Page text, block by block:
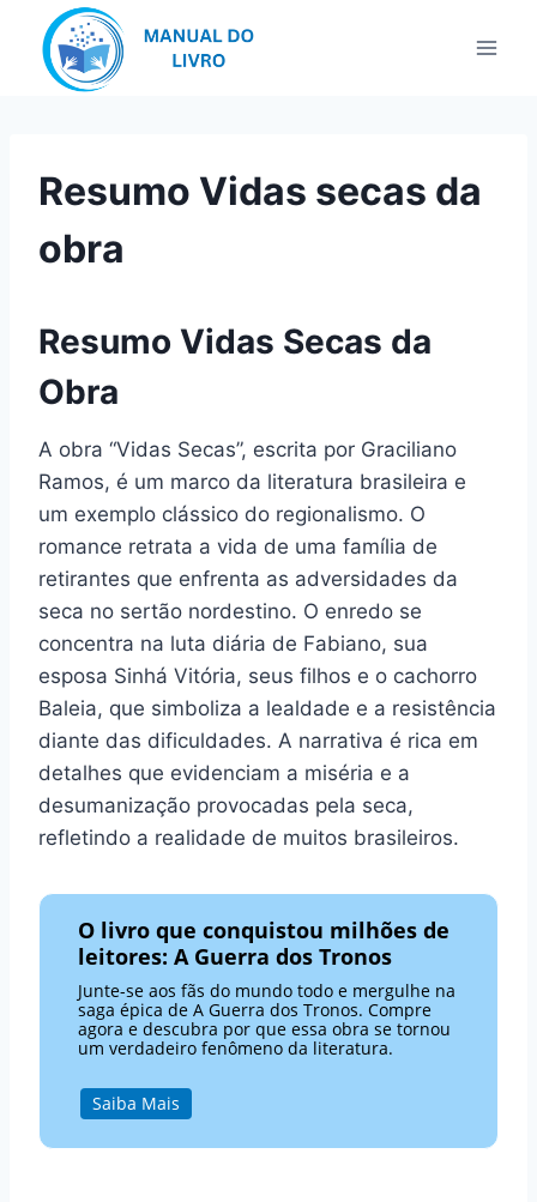
Resumo Vidas secas da
obra
Resumo Vidas Secas da
Obra
A obra “Vidas Secas”, escrita por Graciliano
Ramos, é um marco da literatura brasileira e
um exemplo clássico do regionalismo. O
romance retrata a vida de uma família de
retirantes que enfrenta as adversidades da
seca no sertão nordestino. O enredo se
concentra na luta diária de Fabiano, sua
esposa Sinhá Vitória, seus filhos e o cachorro
Baleia, que simboliza a lealdade e a resistência
diante das dificuldades. A narrativa é rica em
detalhes que evidenciam a miséria e a
desumanização provocadas pela seca,
refletindo a realidade de muitos brasileiros.
O livro que conquistou milhões de
leitores: A Guerra dos Tronos
Junte-se aos fãs do mundo todo e mergulhe na
saga épica de A Guerra dos Tronos. Compre
agora e descubra por que essa obra se tornou
um verdadeiro fenômeno da literatura.
Saiba Mais